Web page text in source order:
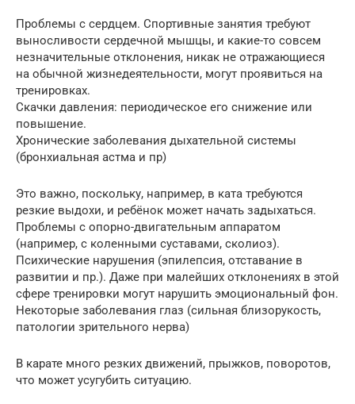
Проблемы с сердцем. Спортивные занятия требуют
выносливости сердечной мышцы, и какие-то совсем
незначительные отклонения, никак не отражающиеся
на обычной жизнедеятельности, могут проявиться на
тренировках.
Скачки давления: периодическое его снижение или
повышение.
Хронические заболевания дыхательной системы
(бронхиальная астма и пр)
Это важно, поскольку, например, в ката требуются
резкие выдохи, и ребёнок может начать задыхаться.
Проблемы с опорно-двигательным аппаратом
(например, с коленными суставами, сколиоз).
Психические нарушения (эпилепсия, отставание в
развитии и пр.). Даже при малейших отклонениях в этой
сфере тренировки могут нарушить эмоциональный фон.
Некоторые заболевания глаз (сильная близорукость,
патологии зрительного нерва)
В карате много резких движений, прыжков, поворотов,
что может усугубить ситуацию.